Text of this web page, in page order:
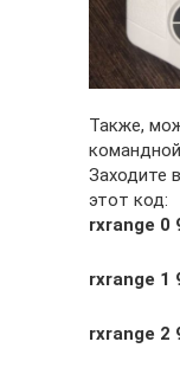
Также,
Заходите
этот код:
rxrange 0
rxrange 1
rxrange 2